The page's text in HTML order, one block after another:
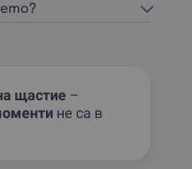
щастие–
не са в